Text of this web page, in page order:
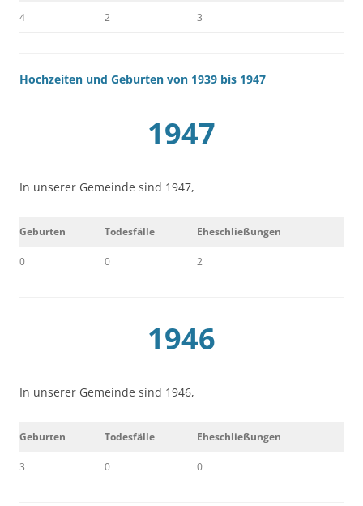
4 2 3
Hochzeiten und Geburten von 1939 bis 1947
1947
In unserer Gemeinde sind 1947,
Geburten Todesfälle Eheschließungen
0 0 2
1946
In unserer Gemeinde sind 1946,
Geburten Todesfälle Eheschließungen
3 0 0